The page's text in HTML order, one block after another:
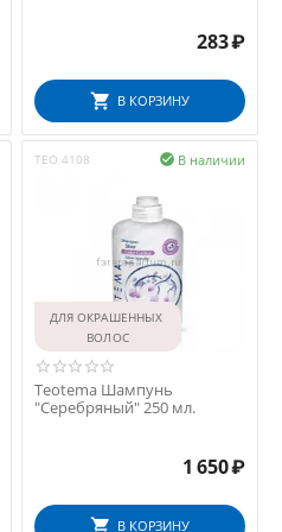
283₽
В КОРЗИНУ
TEO 4108 В наличии

ДЛЯ ОКРАШЕННЫХ
ВОЛОС
Teotema Шампунь
"Серебряный" 250 мл.
1 650₽
В КОРЗИНУ